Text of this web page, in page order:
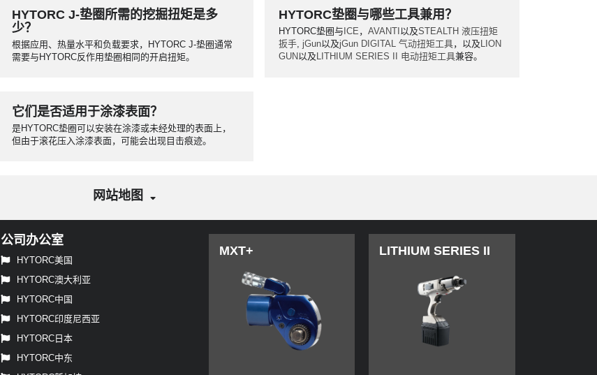
HYTORC J-垫圈所需的挖掘扭矩是多
少？
根据应用、热量水平和负载要求，HYTORC J-垫圈通常
需要与HYTORC反作用垫圈相同的开启扭矩。
HYTORC垫圈与哪些工具兼用？
HYTORC垫圈与 ICE ， AVANTI 以及STEALTH 液压扭矩
扳手, jGun以及jGun DIGITAL 气动扭矩工具，以及 LION
GUN以及 LITHIUM SERIES II 电动扭矩工具兼容。
它们是否适用于涂漆表面？
是HYTORC垫圈可以安装在涂漆或未经处理的表面上，
但由于滚花压入涂漆表面，可能会出现目击痕迹。
网站地图
公司办公室
HYTORC美国
HYTORC澳大利亚
HYTORC中国
HYTORC印度尼西亚
HYTORC日本
HYTORC中东
MXT+ LITHIUM SERIES II